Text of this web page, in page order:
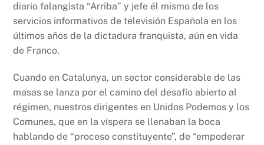
diario falangista “Arriba” y jefe él mismo de los
servicios informativos de televisión Española en los
últimos años de la dictadura franquista, aún en vida
de Franco.
Cuando en Catalunya, un sector considerable de las
masas se lanza por el camino del desafío abierto al
régimen, nuestros dirigentes en Unidos Podemos y los
Comunes, que en la víspera se llenaban la boca
hablando de “proceso constituyente”, de “empoderar